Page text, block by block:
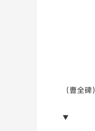
（曹全碑）
▼